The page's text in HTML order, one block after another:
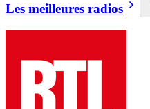
Les meilleures radios